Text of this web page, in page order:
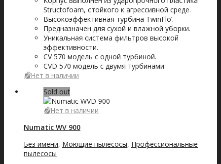
Structofoam, стойкого к агрессивной среде.
Высокоэффективная турбина TwinFlo’.
Предназначен для сухой и влажной уборки.
Уникальная система фильтров высокой
эффективности.
CV 570 модель с одной турбиной.
CVD 570 модель с двумя турбинами.
Нет в наличии
Sold out
Нет в наличии
Numatic WV 900
Без имени, Моющие пылесосы, Профессиональные
пылесосы